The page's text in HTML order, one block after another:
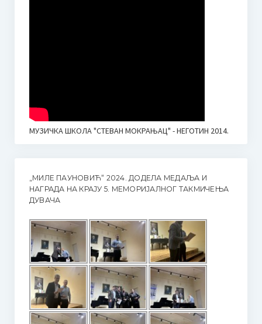
МУЗИЧКА ШКОЛА "СТЕВАН МОКРАЊАЦ" - НЕГОТИН 2014.
„МИЛЕ ПАУНОВИЋ“ 2024. ДОДЕЛА МЕДАЉА И
НАГРАДА НА КРАЈУ 5. МЕМОРИЈАЛНОГ ТАКМИЧЕЊА
ДУВАЧА